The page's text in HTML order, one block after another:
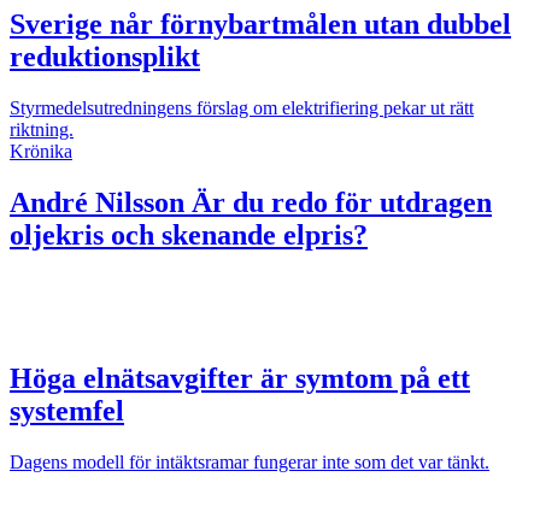
Sverige når förnybartmålen utan dubbel
reduktionsplikt
Styrmedelsutredningens förslag om elektrifiering pekar ut rätt
riktning.
Krönika
André Nilsson Är du redo för utdragen
oljekris och skenande elpris?
Höga elnätsavgifter är symtom på ett
systemfel
Dagens modell för intäktsramar fungerar inte som det var tänkt.